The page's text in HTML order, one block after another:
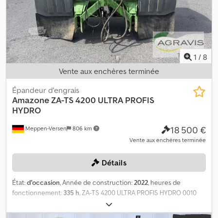
1 / 8
Vente aux enchères terminée
Meppen-Versen 806 km
Épandeur d'engrais
AmazoneZA-TS 4200 ULTRA PROFIS
HYDRO
18 500 €
Vente aux enchères terminée
Détails
État:d'occasion, Année de construction:2022, heures de
fonctionnement: 335 h, ZA-TS 4200 ULTRA PROFIS HYDRO 0010
Épandeur d'engrais Amazone d'occasion 0020 ZA-TS Ultra Profis
Hydro 4200 0030 Épandeur monté ZA Ultra, comprenant 0040 le